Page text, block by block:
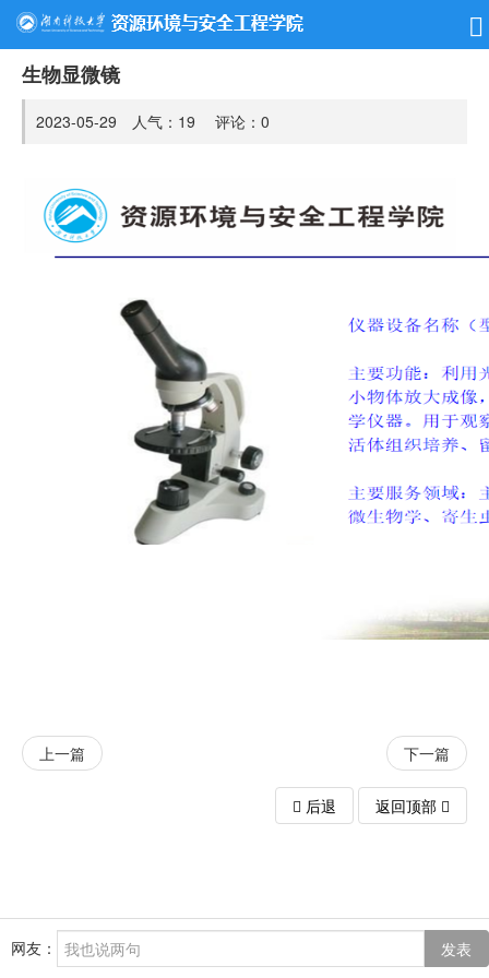
生物显微镜
2023-05-29 人气： 19 评论： 0
上一篇 下一篇
后退 返回顶部
网友： 发表